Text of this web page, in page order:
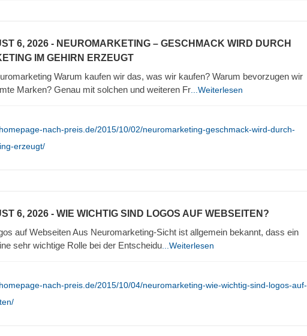
6, 2026 - NEUROMARKETING – GESCHMACK WIRD DURCH
IM GEHIRN ERZEUGT
Warum kaufen wir das, was wir kaufen? Warum bevorzugen wir
Marken? Genau mit solchen und weiteren Fr ...Weiterlesen
nach-preis.de/2015/10/02/neuromarketing-geschmack-wird-durch-
erzeugt/
6, 2026 - WIE WICHTIG SIND LOGOS AUF WEBSEITEN?
auf Webseiten Aus Neuromarketing-Sicht ist allgemein bekannt, dass ein
sehr wichtige Rolle bei der Entscheidu ...Weiterlesen
nach-preis.de/2015/10/04/neuromarketing-wie-wichtig-sind-logos-auf-